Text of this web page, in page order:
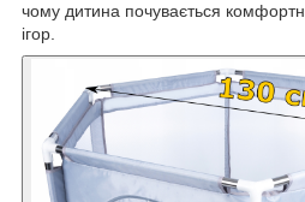
чому дитина почувається
ігор.